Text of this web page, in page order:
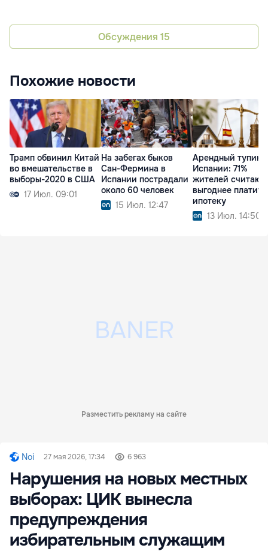
Обсуждения 15
Похожие новости
Трамп обвинил Китай
во вмешательстве в
выборы-2020 в США
17 Июл. 09:01
На забегах быков
Сан-Фермина в
Испании пострадали
около 60 человек
15 Июл. 12:47
Арендный тупик в
Испании: 71%
жителей
выгоднее платить
ипотеку
13 Июл. 14:50
Разместить рекламу на сайте
Noi 27 мая 2026, 17:34 6 963
Нарушения на новых местных
выборах: ЦИК вынесла
предупреждения
избирательным служащим